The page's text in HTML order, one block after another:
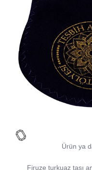
Ürün ya
Firuze turkuaz taşı